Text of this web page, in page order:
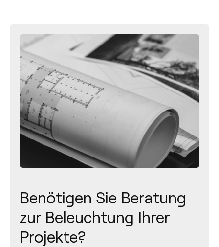
Benötigen Sie Beratung
zur Beleuchtung Ihrer
Projekte?